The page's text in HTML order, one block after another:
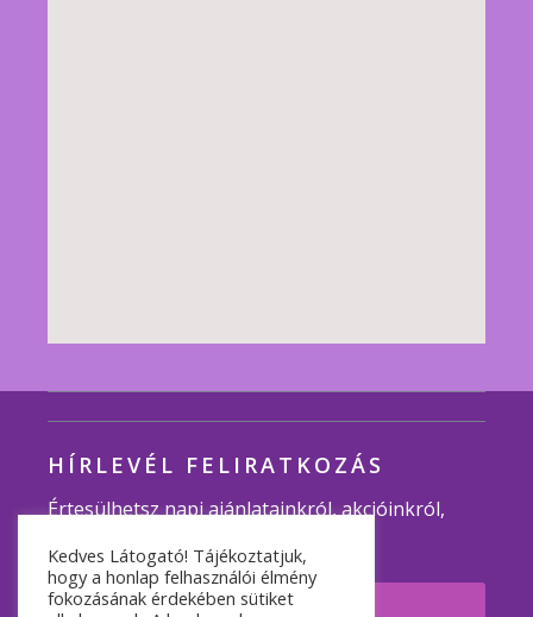
HÍRLEVÉL FELIRATKOZÁS
Értesülhetsz napi ajánlatainkról, akcióinkról,
Feliratkozom
Kedves Látogató! Tájékoztatjuk,
hogy a honlap felhasználói élmény
fokozásának érdekében sütiket